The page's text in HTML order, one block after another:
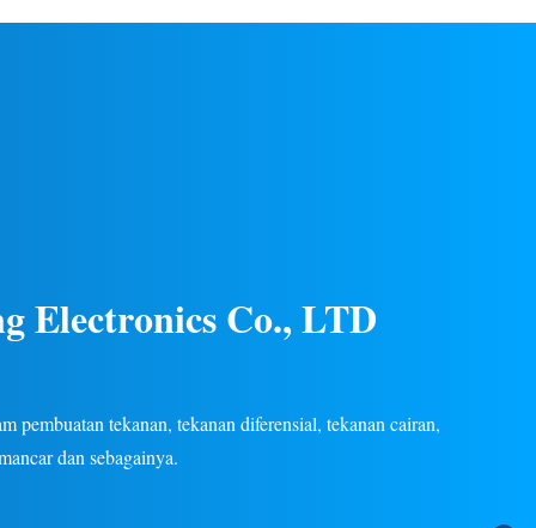
listrik.
stabil, beberapa sinyal keluaran (4-20mA, 0-
Electronics Co., LTD
pembuatan tekanan, tekanan diferensial, tekanan cairan,
dan sebagainya.